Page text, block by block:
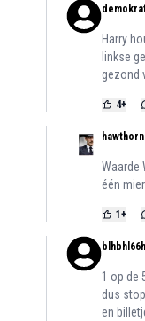
Harry
linkse
gezond
4+
Waarde
één
1 +
1 op de
dus
en